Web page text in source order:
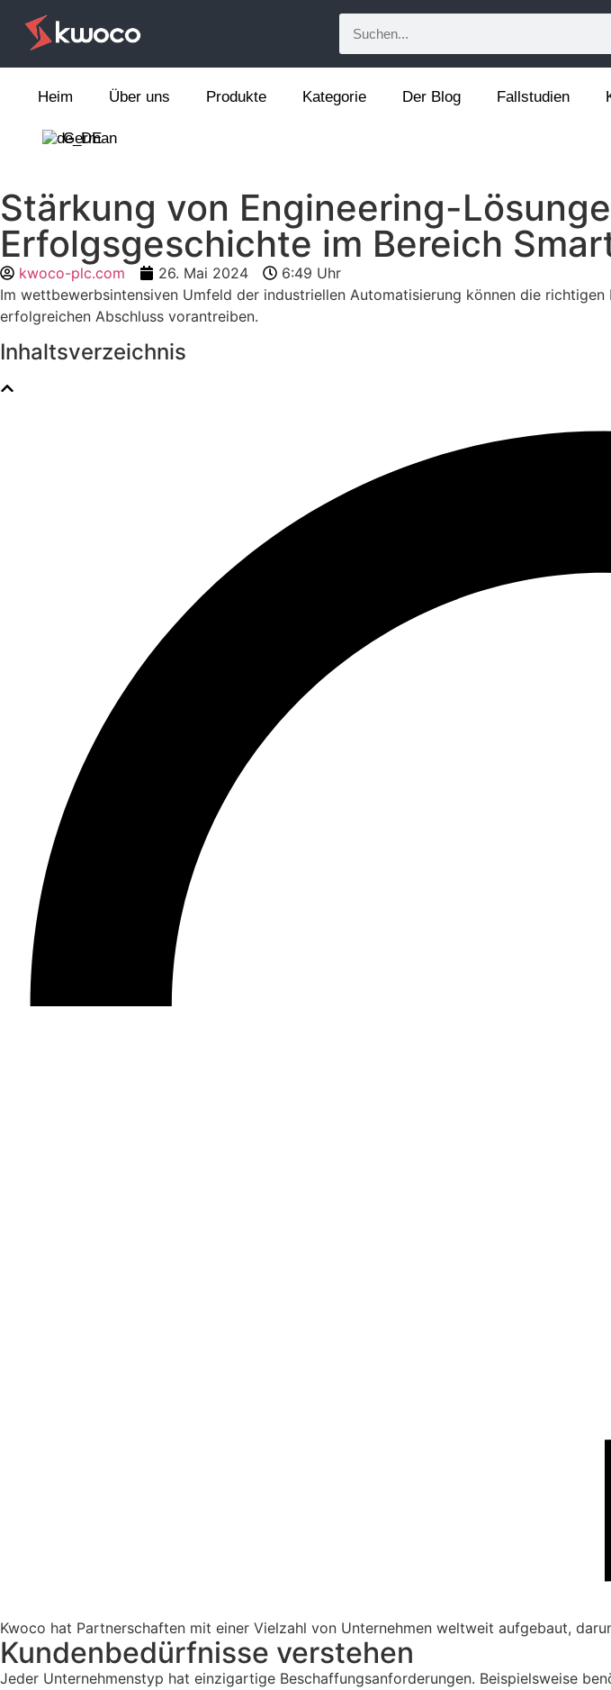
Heim Über uns Produkte Kategorie Der Blog Fallstudien
German
Stärkung von Engineering-
Erfolgsgeschichte im Bereich
kwoco-plc.com 26. Mai 2024
6:49 Uhr
Im wettbewerbsintensiven Umfeld der industriellen Automatisierung können die
erfolgreichen Abschluss vorantreiben.
Inhaltsverzeichnis
Kwoco hat Partnerschaften mit einer Vielzahl von Unternehmen weltweit aufgebaut,
Kundenbedürfnisse verstehen
Jeder Unternehmenstyp hat einzigartige Beschaffungsanforderungen. Beispielsweise